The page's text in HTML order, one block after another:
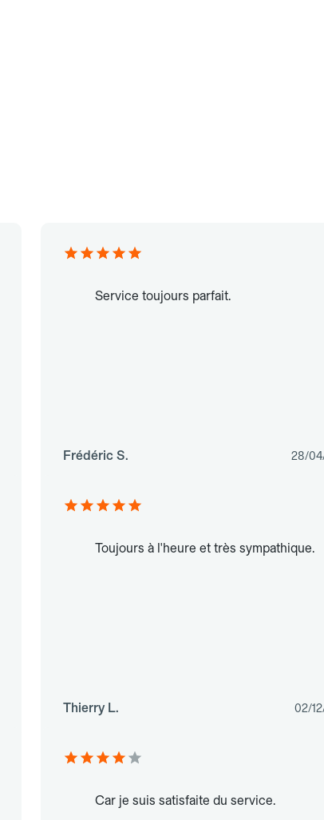
Service toujours parfait.
Frédéric S. 28/
Toujours à l'heure et très sympathique.
Thierry L. 02/
Car je suis satisfaite du service.